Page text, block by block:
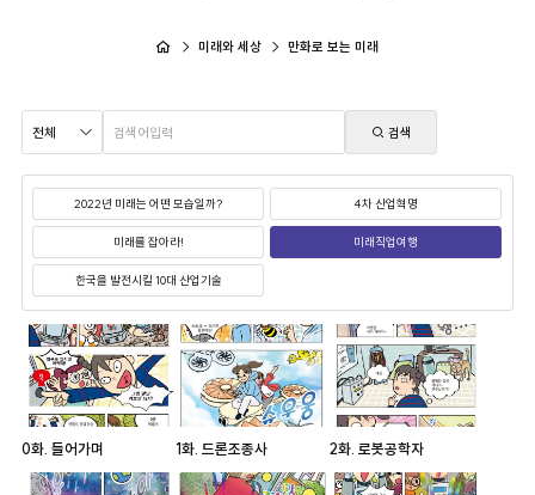
미래와 세상 만화로 보는 미래
검색
2022년 미래는 어떤 모습일까? 4차 산업혁명
미래를 잡아라! 미래직업여행
한국을 발전시킬 10대 산업기술
0화. 들어가며 1화. 드론조종사 2화. 로봇공학자